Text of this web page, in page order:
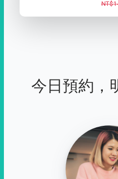
今日預約，